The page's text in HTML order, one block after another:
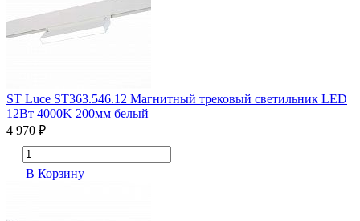
ST Luce ST363.546.12 Магнитный трековый светильник LED
12Вт 4000K 200мм белый
4 970 ₽
В Корзину